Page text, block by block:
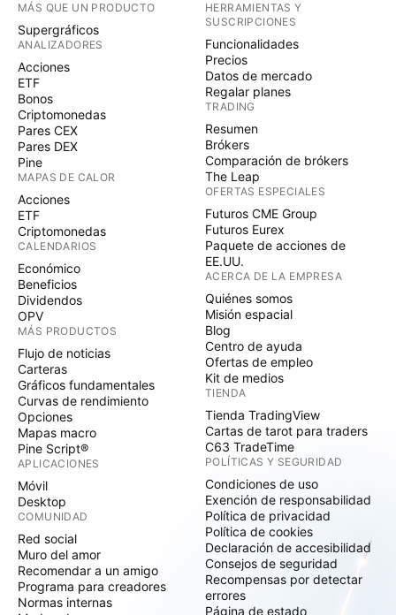
MÁS QUE UN PRODUCTO
Supergráficos
ANALIZADORES
Acciones
ETF
Bonos
Criptomonedas
Pares CEX
Pares DEX
Pine
MAPAS DE CALOR
Acciones
ETF
Criptomonedas
CALENDARIOS
Económico
Beneficios
Dividendos
OPV
MÁS PRODUCTOS
Flujo de noticias
Carteras
Gráficos fundamentales
Curvas de rendimiento
Opciones
Mapas macro
Pine Script®
APLICACIONES
Móvil
Desktop
COMUNIDAD
Red social
Muro del amor
Recomendar a un amigo
Programa para creadores
Normas internas
HERRAMIENTAS Y
SUSCRIPCIONES
Funcionalidades
Precios
Datos de mercado
Regalar planes
TRADING
Resumen
Brókers
Comparación de brókers
The Leap
OFERTAS ESPECIALES
Futuros CME Group
Futuros Eurex
Paquete de acciones de
EE.UU.
ACERCA DE LA EMPRESA
Quiénes somos
Misión espacial
Blog
Centro de ayuda
Ofertas de empleo
Kit de medios
TIENDA
Tienda TradingView
Cartas de tarot para traders
C63 TradeTime
POLÍTICAS Y SEGURIDAD
Condiciones de uso
Exención de responsabilidad
Política de privacidad
Política de cookies
Declaración de accesibilidad
Consejos de seguridad
Recompensas por detectar
errores
Página de estado